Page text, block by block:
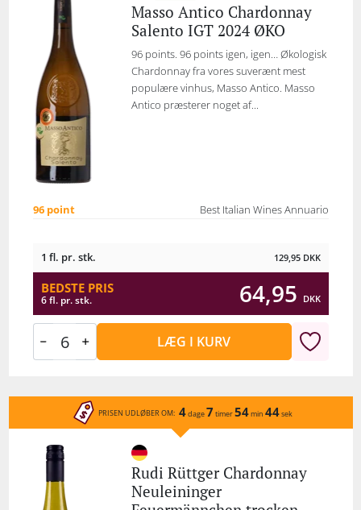
Masso Antico Chardonnay
Salento IGT 2024 ØKO
96 points. 96 points igen, igen… Økologisk
Chardonnay fra vores suverænt mest
populære vinhus, Masso Antico. Masso
Antico præsterer noget af...
96 point Best Italian Wines Annuario
1 fl. pr. stk. 129,95 DKK
BEDSTE PRIS
6 fl. pr. stk. 64,95 DKK
LÆG I KURV
PRISEN UDLØBER OM: 4dage7 timer54min 44sek
Rudi Rüttger Chardonnay
Neuleininger